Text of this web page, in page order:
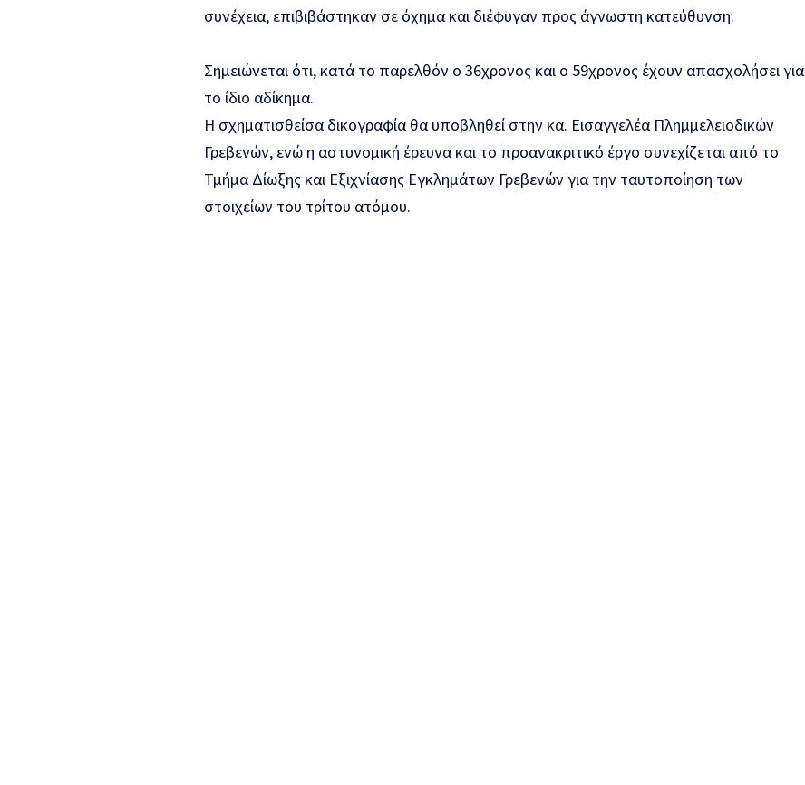
συνέχεια, επιβιβάστηκαν σε όχημα και διέφυγαν προς άγνωστη κατεύθυνση.
Σημειώνεται ότι, κατά το παρελθόν ο 36χρονος και ο 59χρονος έχουν απασχολήσει για
το ίδιο αδίκημα.
Η σχηματισθείσα δικογραφία θα υποβληθεί στην κα. Εισαγγελέα Πλημμελειοδικών
Γρεβενών, ενώ η αστυνομική έρευνα και το προανακριτικό έργο συνεχίζεται από το
Τμήμα Δίωξης και Εξιχνίασης Εγκλημάτων Γρεβενών για την ταυτοποίηση των
στοιχείων του τρίτου ατόμου.